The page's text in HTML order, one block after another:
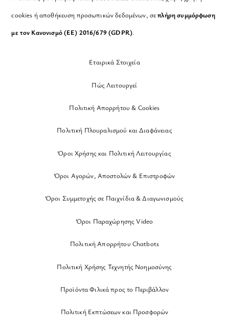
cookies ή αποθήκευση προσωπικών δεδομένων, σεπλήρη συμμόρφωση
με τον Κανονισμό (ΕΕ) 2016/679 (GDPR).
Εταιρικά Στοιχεία
Πώς Λειτουργεί
Πολιτική Απορρήτου & Cookies
Πολιτική Πλουραλισμού και Διαφάνειας
Όροι Χρήσης και Πολιτική Λειτουργίας
Όροι Αγορών, Αποστολών & Επιστροφών
Όροι Συμμετοχής σε Παιχνίδια & Διαγωνισμούς
Όροι Παραχώρησης Video
Πολιτική Απορρήτου Chatbots
Πολιτική Χρήσης Τεχνητής Νοημοσύνης
Προϊόντα Φιλικά προς το Περιβάλλον
Πολιτική Εκπτώσεων και Προσφορών